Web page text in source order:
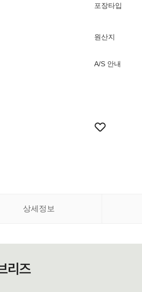
포장타입
원산지
A/S 안내
상세정보